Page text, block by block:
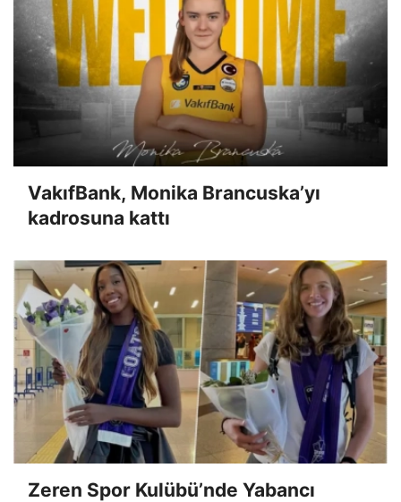
VakıfBank, Monika Brancuska’yı
kadrosuna kattı
Zeren Spor Kulübü’nde Yabancı